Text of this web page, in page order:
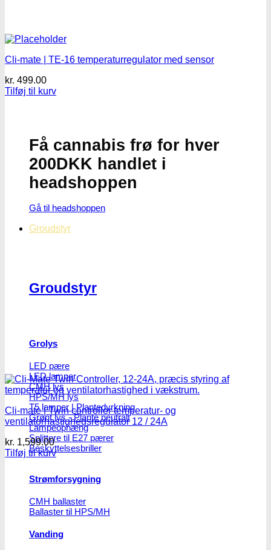
Få cannabis frø for hver
200DKK handlet i
headshoppen
Gå til headshoppen
Groudstyr
Groudstyr
Grolys
LED pære
LED lamper
CMH lys
HPS/MH lys
T5 lamper | Plantedyrkning
Grønt lys - Plante neutralt
Lampeophæng
Splittere til E27 pærer
Beskyttelsesbriller
Strømforsygning
CMH ballaster
Ballaster til HPS/MH
Vanding
Cli-mate | TE-16 temperaturregulator med sensor
kr. 499.00
Tilføj til kurv
Cli-mate | Twin controller temperatur- og
ventilatorhastighedsregulator 12 / 24A
kr. 1,599.00
Tilføj til kurv